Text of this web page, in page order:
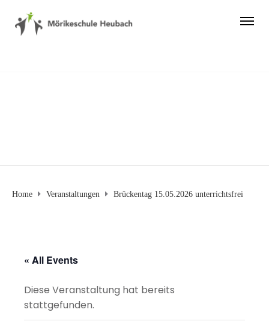
Home Veranstaltungen Brückentag 15.05.2026 unterrichtsfrei
« All Events
Diese Veranstaltung hat bereits
stattgefunden.